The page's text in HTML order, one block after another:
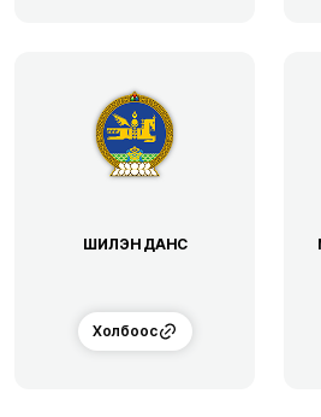
ШИЛЭН ДАНС
Холбоос